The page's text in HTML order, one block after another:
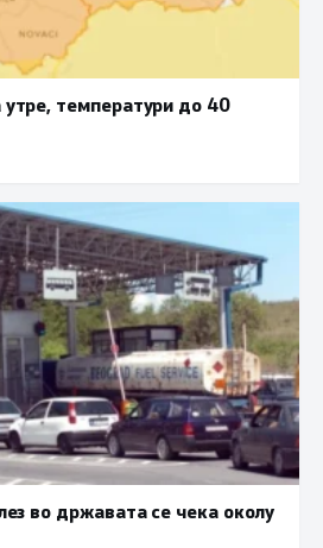
температури до 40
во државата се чека околу